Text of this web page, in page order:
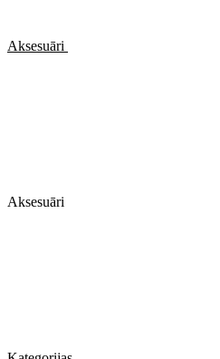
Aksesuāri
Aksesuāri